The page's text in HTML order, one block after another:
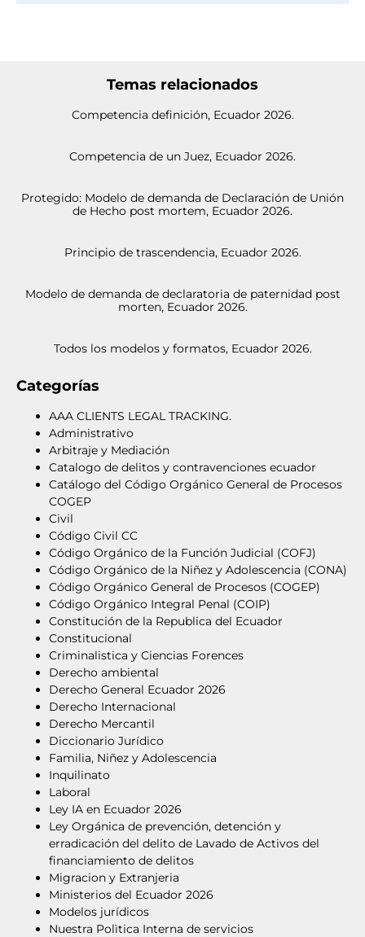
Temas relacionados
Competencia definición, Ecuador 2026.
Competencia de un Juez, Ecuador 2026.
Protegido: Modelo de demanda de Declaración de Unión
de Hecho post mortem, Ecuador 2026.
Principio de trascendencia, Ecuador 2026.
Modelo de demanda de declaratoria de paternidad post
morten, Ecuador 2026.
Todos los modelos y formatos, Ecuador 2026.
Categorías
AAA CLIENTS LEGAL TRACKING.
Administrativo
Arbitraje y Mediación
Catalogo de delitos y contravenciones ecuador
Catálogo del Código Orgánico General de Procesos
COGEP
Civil
Código Civil CC
Código Orgánico de la Función Judicial (COFJ)
Código Orgánico de la Niñez y Adolescencia (CONA)
Código Orgánico General de Procesos (COGEP)
Código Orgánico Integral Penal (COIP)
Constitución de la Republica del Ecuador
Constitucional
Criminalistica y Ciencias Forences
Derecho ambiental
Derecho General Ecuador 2026
Derecho Internacional
Derecho Mercantil
Diccionario Jurídico
Familia, Niñez y Adolescencia
Inquilinato
Laboral
Ley IA en Ecuador 2026
Ley Orgánica de prevención, detención y
erradicación del delito de Lavado de Activos del
financiamiento de delitos
Migracion y Extranjeria
Ministerios del Ecuador 2026
Modelos jurídicos
Nuestra Polìtica Interna de servicios